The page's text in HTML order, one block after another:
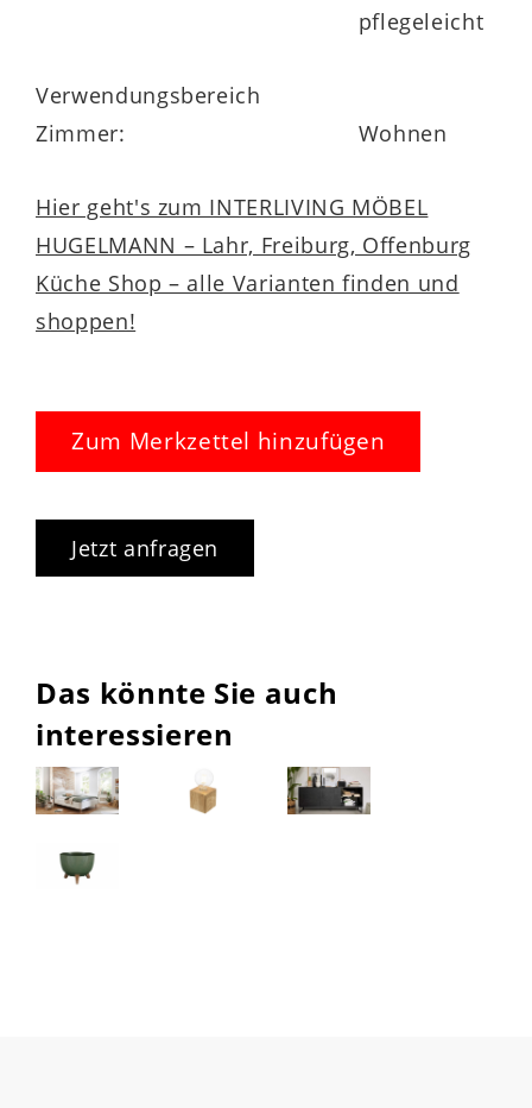
pflegeleicht
Verwendungsbereich
Zimmer:
Wohnen
Hier geht's zum INTERLIVING MÖBEL
HUGELMANN – Lahr, Freiburg, Offenburg
Küche Shop – alle Varianten finden und
shoppen!
Zum Merkzettel hinzufügen
Jetzt anfragen
Das könnte Sie auch
interessieren